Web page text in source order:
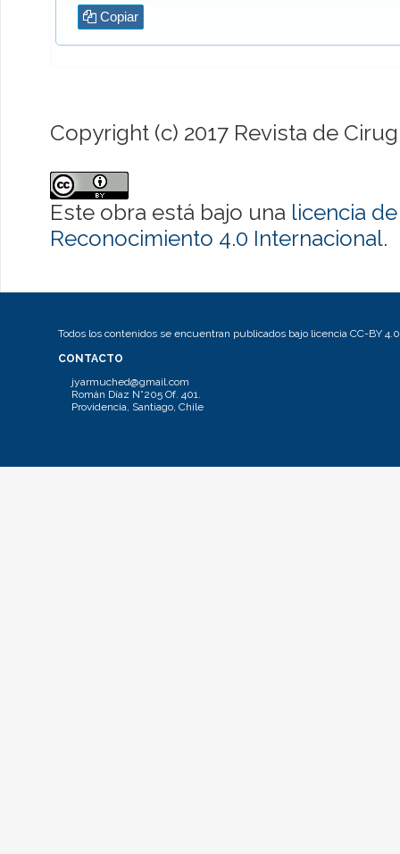
Copiar
Copyright (c) 2017 Revista de
Este obra está bajo una licencia
Reconocimiento 4.0 Internacional.
Todos los contenidos se encuentran publicados bajo licencia CC-BY 4.0
CONTACTO
jyarmuched@gmail.com
Román Díaz N°205 Of. 401.
Providencia, Santiago, Chile